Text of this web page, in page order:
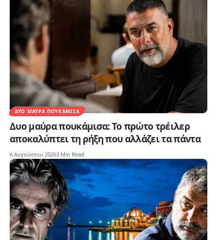
ΔΥΟ ΜΑΎΡΑ ΠΟΥΚΆΜΙΣΑ
Δυο μαύρα πουκάμισα: Το πρώτο τρέιλερ
αποκαλύπτει τη ρήξη που αλλάζει τα πάντα
6 Αυγούστου 20263 Min Read